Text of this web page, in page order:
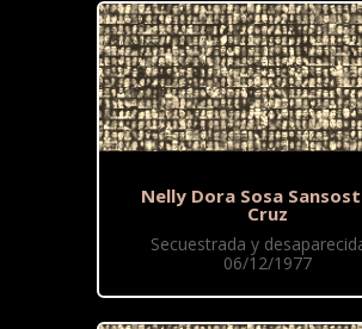
Nelly Dora Sosa
Cruz
Secuestrada y
06/12/1977